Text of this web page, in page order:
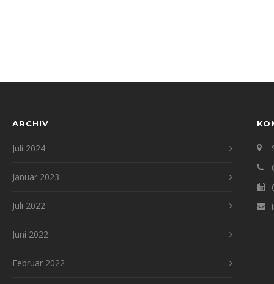
ARCHIV
Juli 2024
Januar 2023
Juli 2022
Juni 2022
Februar 2022